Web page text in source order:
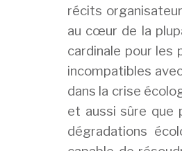
récits
au cœur de la
cardinale pour les
incompatibles
dans la crise
et aussi sûre que
dégradations